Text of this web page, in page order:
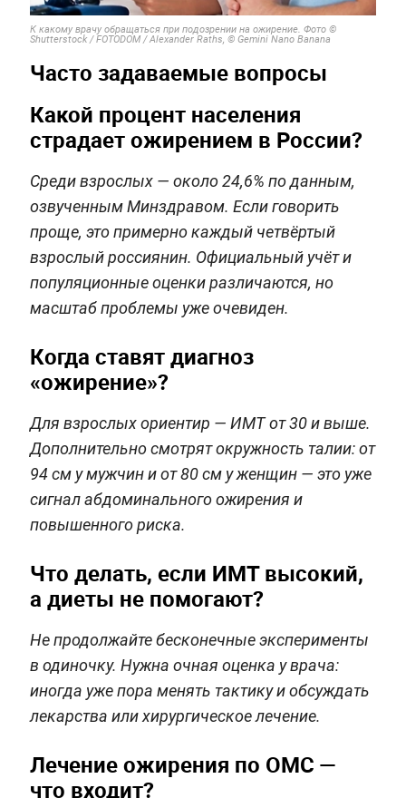
К какому врачу обращаться при подозрении на ожирение. Фото ©
Shutterstock / FOTODOM / Alexander Raths, © Gemini Nano Banana
Часто задаваемые вопросы
Какой процент населения
страдает ожирением в России?
Среди взрослых — около 24,6% по данным,
озвученным Минздравом. Если говорить
проще, это примерно каждый четвёртый
взрослый россиянин. Официальный учёт и
популяционные оценки различаются, но
масштаб проблемы уже очевиден.
Когда ставят диагноз
«ожирение»?
Для взрослых ориентир — ИМТ от 30 и выше.
Дополнительно смотрят окружность талии: от
94 см у мужчин и от 80 см у женщин — это уже
сигнал абдоминального ожирения и
повышенного риска.
Что делать, если ИМТ высокий,
а диеты не помогают?
Не продолжайте бесконечные эксперименты
в одиночку. Нужна очная оценка у врача:
иногда уже пора менять тактику и обсуждать
лекарства или хирургическое лечение.
Лечение ожирения по ОМС —
что входит?